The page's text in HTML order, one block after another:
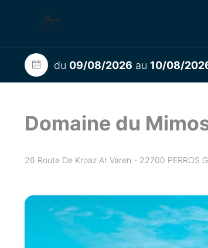
du 09/08/2026 au 10/08/
Domaine du
26 Route De Kroaz Ar Varen - 22700 PERROS